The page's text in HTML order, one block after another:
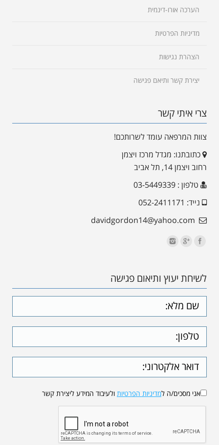
הערכה אורו-דינמית
מדיניות הפרטיות
הצהרת נגישות
יצירת קשר ותיאם פגישה
צרי איתי קשר
צוות המרפאה עומד לשרותכם!
כתובתנו: מגדל מרכז ויצמן
רחוב ויצמן 14, תל אביב
טלפון : 03-5449339
נייד: 052-2411171
לשיחת יעוץ ותיאום פגישה
אני מסכים/ה למדיניות הפרטיות ולעיבוד המידע ליצירת קשר